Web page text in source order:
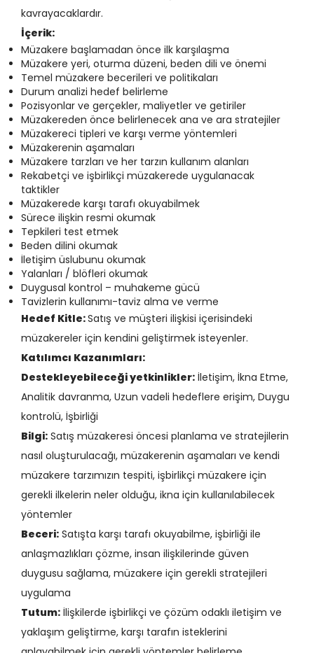
kavrayacaklardır.
İçerik:
Müzakere başlamadan önce ilk karşılaşma
Müzakere yeri, oturma düzeni, beden dili ve önemi
Temel müzakere becerileri ve politikaları
Durum analizi hedef belirleme
Pozisyonlar ve gerçekler, maliyetler ve getiriler
Müzakereden önce belirlenecek ana ve ara stratejiler
Müzakereci tipleri ve karşı verme yöntemleri
Müzakerenin aşamaları
Müzakere tarzları ve her tarzın kullanım alanları
Rekabetçi ve işbirlikçi müzakerede uygulanacak
taktikler
Müzakerede karşı tarafı okuyabilmek
Sürece ilişkin resmi okumak
Tepkileri test etmek
Beden dilini okumak
İletişim üslubunu okumak
Yalanları / blöfleri okumak
Duygusal kontrol – muhakeme gücü
Tavizlerin kullanımı-taviz alma ve verme
Hedef Kitle:Satış ve müşteri ilişkisi içerisindeki
müzakereler için kendini geliştirmek isteyenler.
Katılımcı Kazanımları:
Destekleyebileceği yetkinlikler: İletişim, İkna Etme,
Analitik davranma, Uzun vadeli hedeflere erişim, Duygu
kontrolü, İşbirliği
Bilgi: Satış müzakeresi öncesi planlama ve stratejilerin
nasıl oluşturulacağı, müzakerenin aşamaları ve kendi
müzakere tarzımızın tespiti, işbirlikçi müzakere için
gerekli ilkelerin neler olduğu, ikna için kullanılabilecek
yöntemler
Beceri: Satışta karşı tarafı okuyabilme, işbirliği ile
anlaşmazlıkları çözme, insan ilişkilerinde güven
duygusu sağlama, müzakere için gerekli stratejileri
uygulama
Tutum: İlişkilerde işbirlikçi ve çözüm odaklı iletişim ve
yaklaşım geliştirme, karşı tarafın isteklerini